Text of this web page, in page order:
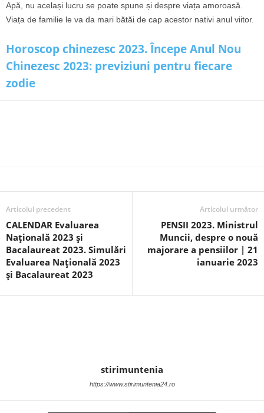
Apă, nu același lucru se poate spune și despre viața amoroasă.
Viața de familie le va da mari bătăi de cap acestor nativi anul viitor.
Horoscop chinezesc 2023. Începe Anul Nou
Chinezesc 2023: previziuni pentru fiecare
zodie
Articolul precedent
CALENDAR Evaluarea
Națională 2023 și
Bacalaureat 2023. Simulări
Evaluarea Națională 2023
și Bacalaureat 2023
Articolul următor
PENSII 2023. Ministrul
Muncii, despre o nouă
majorare a pensiilor | 21
ianuarie 2023
stirimuntenia
https://www.stirimuntenia24.ro